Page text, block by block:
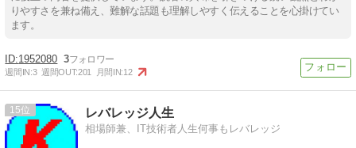
りやすさを兼ね備え、難解な話題も理解しやすく伝えることを心掛けてい
ます。
1952080 3
週間IN:3 週間OUT:201 月間IN:12
15 レバレッジ人生
相場師兼、IT技術者人生何事もレバレッジ